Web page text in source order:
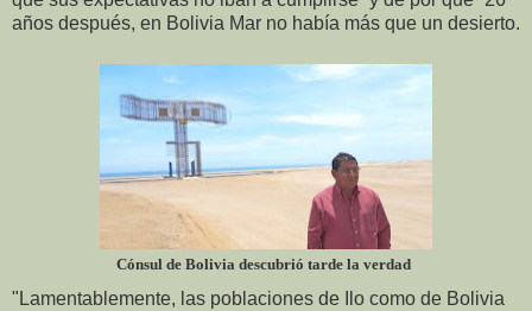
años después, en Bolivia Mar no había más que un desierto.
Cónsul de Bolivia descubrió tarde la verdad
"Lamentablemente, las poblaciones de Ilo como de Bolivia